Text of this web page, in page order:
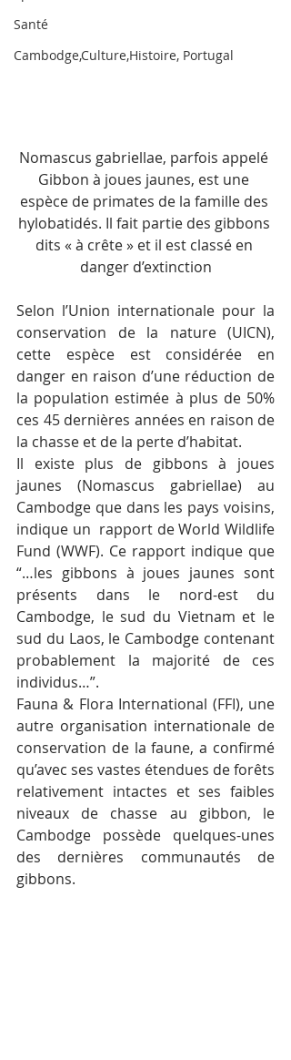
Santé
Cambodge,Culture,Histoire, Portugal
Nomascus gabriellae, parfois appelé
Gibbon à joues jaunes, est une
espèce de primates de la famille des
hylobatidés. Il fait partie des gibbons
dits « à crête » et il est classé en
danger d’extinction
Selon l’Union internationale pour la
conservation de la nature (UICN),
cette espèce est considérée en
danger en raison d’une réduction de
la population estimée à plus de 50%
ces 45 dernières années en raison de
la chasse et de la perte d’habitat.
Il existe plus de gibbons à joues
jaunes (Nomascus gabriellae) au
Cambodge que dans les pays voisins,
indique un  rapport de World Wildlife
Fund (WWF). Ce rapport indique que
“…les gibbons à joues jaunes sont
présents dans le nord-est du
Cambodge, le sud du Vietnam et le
sud du Laos, le Cambodge contenant
probablement la majorité de ces
individus…”.
Fauna & Flora International (FFI), une
autre organisation internationale de
conservation de la faune, a confirmé
qu’avec ses vastes étendues de forêts
relativement intactes et ses faibles
niveaux de chasse au gibbon, le
Cambodge possède quelques-unes
des dernières communautés de
gibbons.